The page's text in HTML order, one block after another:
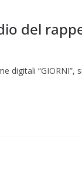
del
digitali “GIORNI”,